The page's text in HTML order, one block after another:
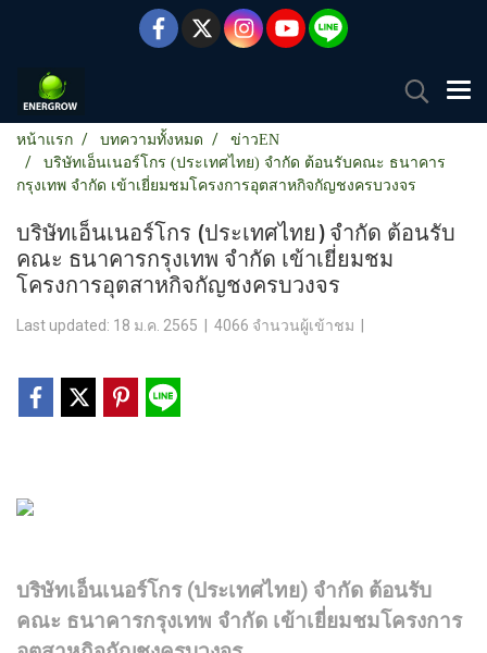
หน้าแรก บทความทั้งหมด
ข่าวEN
บริษัท​เอ็น​เนอร์​โกร​ (ประเทศไทย)​ จำกัด​ ต้อนรับคณะ​ ธนาคาร
กรุงเทพ​ จำกัด​ เข้าเยี่ยมชมโครงการอุตสาหกิจกัญชงครบวงจร
บริษัท​เอ็น​เนอร์​โกร​ (ประเทศไทย)​ จำกัด​ ต้อนรับ
คณะ​ ธนาคารกรุงเทพ​ จำกัด​ เข้าเยี่ยมชม
โครงการอุตสาหกิจกัญชงครบวงจร
Last updated: 18 ม.ค. 2565 4066 จำนวนผู้เข้าชม
บริษัท​เอ็น​เนอร์​โกร​ (ประเทศไทย)​ จำกัด​ ต้อนรับ
คณะ​ ธนาคารกรุงเทพ​ จำกัด​ เข้าเยี่ยมชมโครงการ